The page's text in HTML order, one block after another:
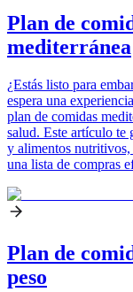
Plan de
mediterránea
¿Estás listo para
espera una
plan de comidas
salud. Este artículo te
y alimentos nutritivos,
una lista de compras
Plan de
peso